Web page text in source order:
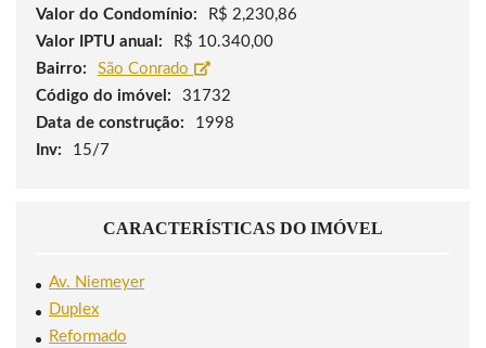
Valor do Condomínio:
R$ 2,230,86
Valor IPTU anual:
R$ 10.340,00
Bairro:
São Conrado
Código do imóvel:
31732
Data de construção:
1998
Inv:
15/7
CARACTERÍSTICAS DO IMÓVEL
Av. Niemeyer
Duplex
Reformado